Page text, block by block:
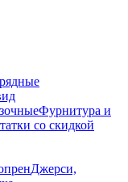
Фурнитура и
со скидкой
Джерси,